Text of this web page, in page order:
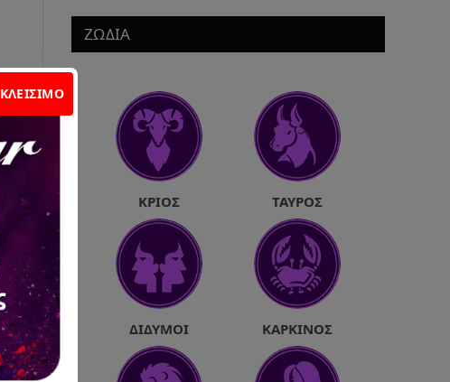
ΚΛΕΊΣΙΜΟ
ΖΩΔΙΑ
ΚΡΙΌΣ ΤΑΎΡΟΣ
ΔΊΔΥΜΟΙ ΚΑΡΚΊΝΟΣ